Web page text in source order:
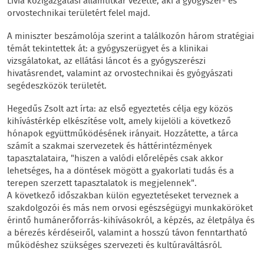
orvostechnikai területért felel majd.
A miniszter beszámolója szerint a találkozón három stratégiai
témát tekintettek át: a gyógyszerügyet és a klinikai
vizsgálatokat, az ellátási láncot és a gyógyszerészi
hivatásrendet, valamint az orvostechnikai és gyógyászati
segédeszközök területét.
Hegedűs Zsolt azt írta: az első egyeztetés célja egy közös
kihívástérkép elkészítése volt, amely kijelöli a következő
hónapok együttműködésének irányait. Hozzátette, a tárca
számít a szakmai szervezetek és háttérintézmények
tapasztalataira, "hiszen a valódi előrelépés csak akkor
lehetséges, ha a döntések mögött a gyakorlati tudás és a
terepen szerzett tapasztalatok is megjelennek".
A következő időszakban külön egyeztetéseket terveznek a
szakdolgozói és más nem orvosi egészségügyi munkaköröket
érintő humánerőforrás-kihívásokról, a képzés, az életpálya és
a bérezés kérdéseiről, valamint a hosszú távon fenntartható
működéshez szükséges szervezeti és kultúraváltásról.